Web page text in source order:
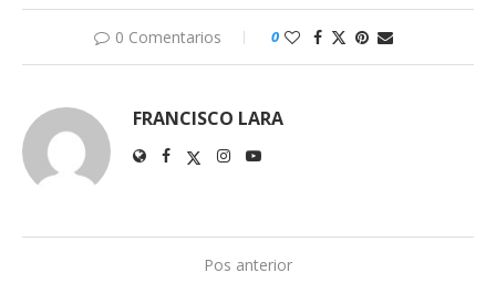
0 Comentarios 0
FRANCISCO LARA
Pos anterior